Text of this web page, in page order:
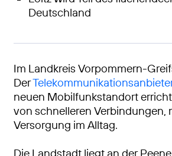
Deutschland
Im Landkreis Vorpommern-
Der
neuen Mobilfunkstandort
von schnelleren Verbindungen,
Versorgung im Alltag.
Die Landstadt liegt an der